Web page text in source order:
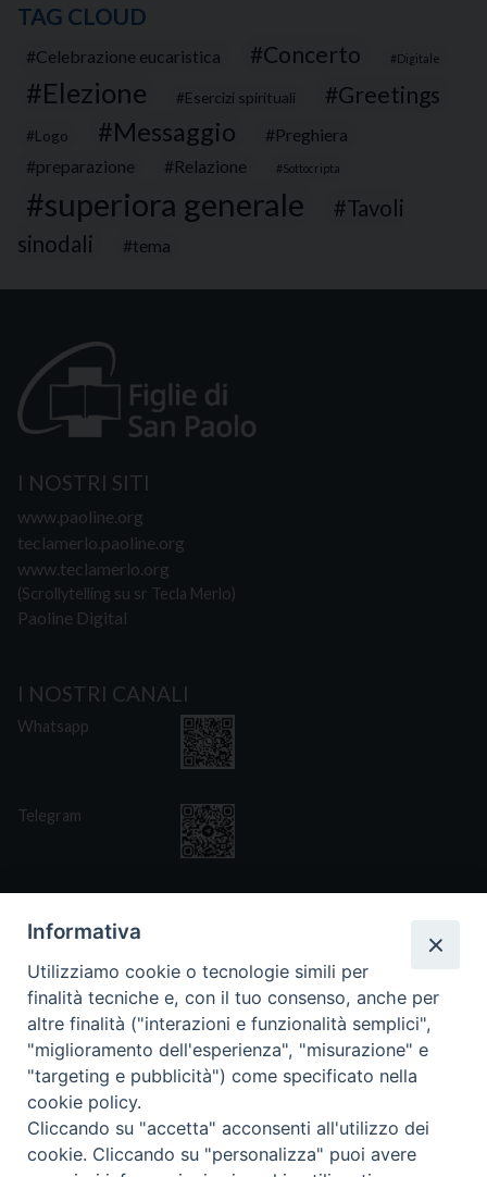
TAG CLOUD
Celebrazione eucaristica Concerto Digitale
Elezione Esercizi spirituali Greetings
Logo Messaggio
Preghiera
preparazione
Relazione Sottocripta
superiora generale
Tavoli
sinodali
tema
I NOSTRI SITI
www.paoline.org
teclamerlo.paoline.org
www.teclamerlo.org
(Scrollytelling su sr Tecla Merlo)
Paoline Digital
I NOSTRI CANALI
Whatsapp
Telegram
CONTATTI
Via San Giovanni Eudes 25, Roma
fsp@paoline.org
- Privacy Policy
- Cookie Policy
- Aggiorna Preferenze Cookies
Informativa
Utilizziamo cookie o tecnologie simili per
finalità tecniche e, con il tuo consenso, anche per
altre finalità ("interazioni e funzionalità semplici",
"miglioramento dell'esperienza", "misurazione" e
"targeting e pubblicità") come specificato nella
cookie policy.
Cliccando su "accetta" acconsenti all'utilizzo dei
cookie. Cliccando su "personalizza" puoi avere